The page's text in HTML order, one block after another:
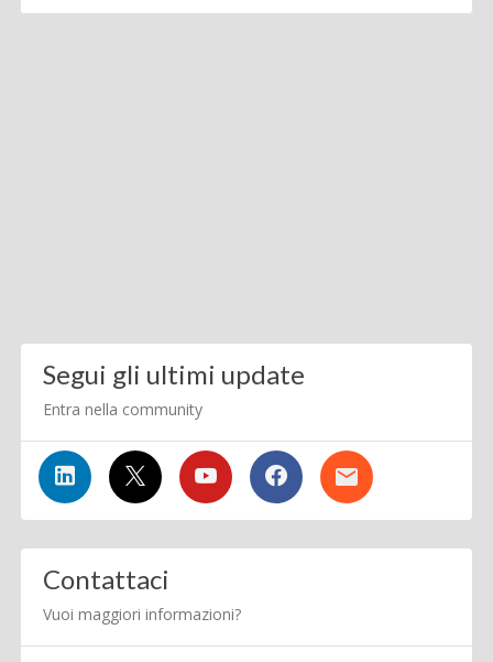
Segui gli ultimi update
Entra nella community
Contattaci
Vuoi maggiori informazioni?